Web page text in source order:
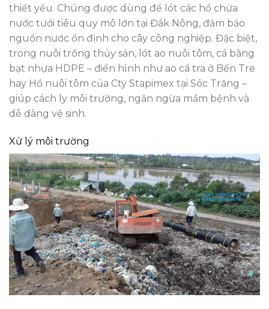
thiết yếu. Chúng được dùng để lót các hồ chứa
nước tưới tiêu quy mô lớn tại Đắk Nông, đảm bảo
nguồn nước ổn định cho cây công nghiệp. Đặc biệt,
trong nuôi trồng thủy sản, lót ao nuôi tôm, cá bằng
bạt nhựa HDPE – điển hình như ao cá tra ở Bến Tre
hay Hồ nuôi tôm của Cty Stapimex tại Sóc Trăng –
giúp cách ly môi trường, ngăn ngừa mầm bệnh và
dễ dàng vệ sinh.
Xử lý môi trường